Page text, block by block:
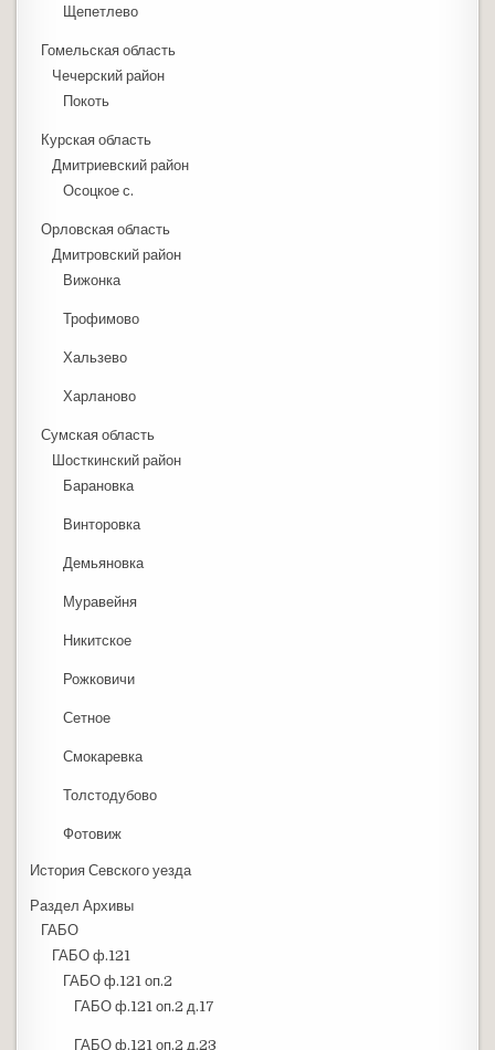
Щепетлево
Гомельская область
Чечерский район
Покоть
Курская область
Дмитриевский район
Осоцкое с.
Орловская область
Дмитровский район
Вижонка
Трофимово
Хальзево
Харланово
Сумская область
Шосткинский район
Барановка
Винторовка
Демьяновка
Муравейня
Никитское
Рожковичи
Сетное
Смокаревка
Толстодубово
Фотовиж
История Севского уезда
Раздел Архивы
ГАБО
ГАБО ф.121
ГАБО ф.121 оп.2
ГАБО ф.121 оп.2 д.17
ГАБО ф.121 оп.2 д.23